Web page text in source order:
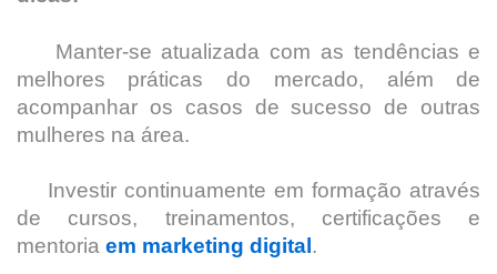
Manter-se atualizada com as tendências e
melhores práticas do mercado, além de
acompanhar os casos de sucesso de outras
mulheres na área.
Investir continuamente em formação através
de cursos, treinamentos, certificações e
mentoria em marketing digital .